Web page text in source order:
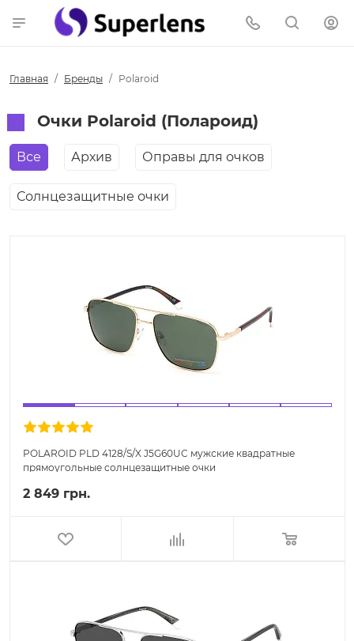
Главная Бренды Polaroid
Очки Polaroid (Полароид)
Все Архив Оправы для очков
Солнцезащитные очки
POLAROID PLD 4128/S/X J5G60UC мужские квадратные
прямоугольные солнцезащитные очки
2 849 грн.